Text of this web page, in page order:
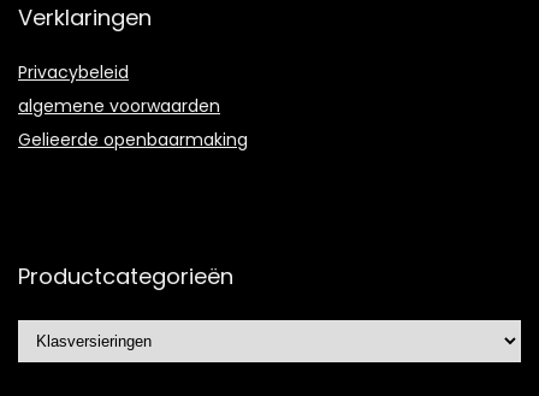
Verklaringen
Privacybeleid
algemene voorwaarden
Gelieerde openbaarmaking
Productcategorieën